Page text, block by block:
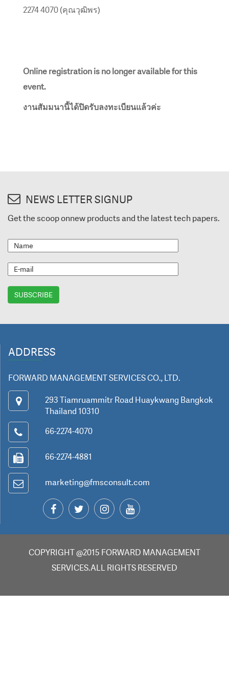
2274 4070 (คุณวุฒิพร)
Online registration is no longer available for this
event.
งานสัมมนานี้ได้ปิดรับลงทะเบียนแล้วค่ะ
NEWS LETTER SIGNUP
Get the scoop onnew products and the latest tech papers.
ADDRESS
FORWARD MANAGEMENT SERVICES CO., LTD.
293 Tiamruammitr Road Huaykwang Bangkok
Thailand 10310
66-2274-4070
66-2274-4881
marketing@fmsconsult.com
COPYRIGHT @2015 FORWARD MANAGEMENT
SERVICES.ALL RIGHTS RESERVED